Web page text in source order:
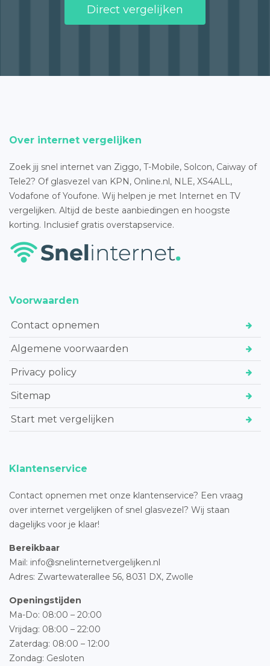
Direct vergelijken
Over internet vergelijken
Zoek jij snel internet van Ziggo, T-Mobile, Solcon, Caiway of
Tele2? Of glasvezel van KPN, Online.nl, NLE, XS4ALL,
Vodafone of Youfone. Wij helpen je met Internet en TV
vergelijken. Altijd de beste aanbiedingen en hoogste
korting. Inclusief gratis overstapservice.
Voorwaarden
Contact opnemen
Algemene voorwaarden
Privacy policy
Sitemap
Start met vergelijken
Klantenservice
Contact opnemen met onze klantenservice? Een vraag
over internet vergelijken of snel glasvezel? Wij staan
dagelijks voor je klaar!
Bereikbaar
Mail: info@snelinternetvergelijken.nl
Adres: Zwartewaterallee 56, 8031 DX, Zwolle
Openingstijden
Ma-Do: 08:00 – 20:00
Vrijdag: 08:00 – 22:00
Zaterdag: 08:00 – 12:00
Zondag: Gesloten